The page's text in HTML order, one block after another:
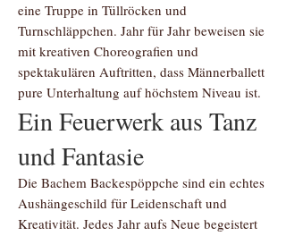
eine Truppe in Tüllröcken und
Turnschläppchen. Jahr für Jahr beweisen sie
mit kreativen Choreografien und
spektakulären Auftritten, dass Männerballett
pure Unterhaltung auf höchstem Niveau ist.
Ein Feuerwerk aus Tanz
und Fantasie
Die Bachem Backespöppche sind ein echtes
Aushängeschild für Leidenschaft und
Kreativität. Jedes Jahr aufs Neue begeistert